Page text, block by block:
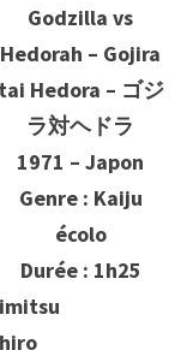
Godzilla vs
Hedorah – Gojira
tai Hedora – ゴジ
ラ対ヘドラ
1971 – Japon
Genre : Kaiju
écolo
Durée : 1h25